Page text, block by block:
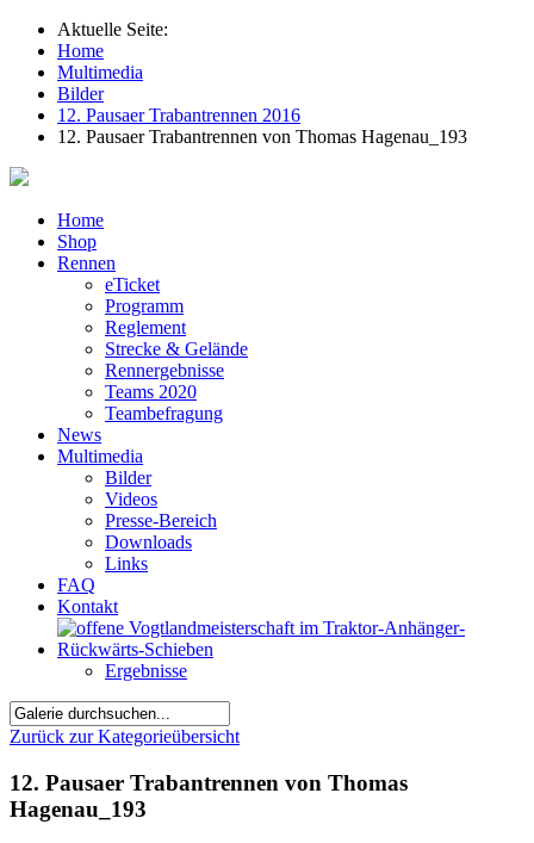
Aktuelle Seite:
Home
Multimedia
Bilder
12. Pausaer Trabantrennen 2016
12. Pausaer Trabantrennen von Thomas Hagenau_193
Home
Shop
Rennen
eTicket
Programm
Reglement
Strecke & Gelände
Rennergebnisse
Teams 2020
Teambefragung
News
Multimedia
Bilder
Videos
Presse-Bereich
Downloads
Links
FAQ
Kontakt
Ergebnisse
Zurück zur Kategorieübersicht
12. Pausaer Trabantrennen von Thomas
Hagenau_193